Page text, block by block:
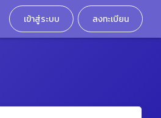
เข้าสู่ระบบ ลงทะเบียน